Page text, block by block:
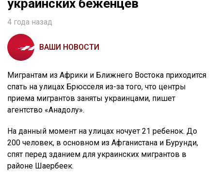
украинских беженцев
4 года назад
ВАШИ НОВОСТИ
Мигрантам из Африки и Ближнего Востока приходится
спать на улицах Брюсселя из-за того, что центры
приема мигрантов заняты украинцами, пишет
агентство «Анадолу».
На данный момент на улицах ночует 21 ребенок. До
200 человек, в основном из Афганистана и Бурунди,
спят перед зданием для украинских мигрантов в
районе Шаербеек.